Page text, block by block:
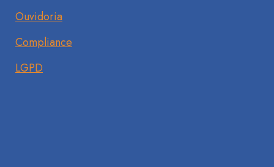
Ouvidoria
Compliance
LGPD